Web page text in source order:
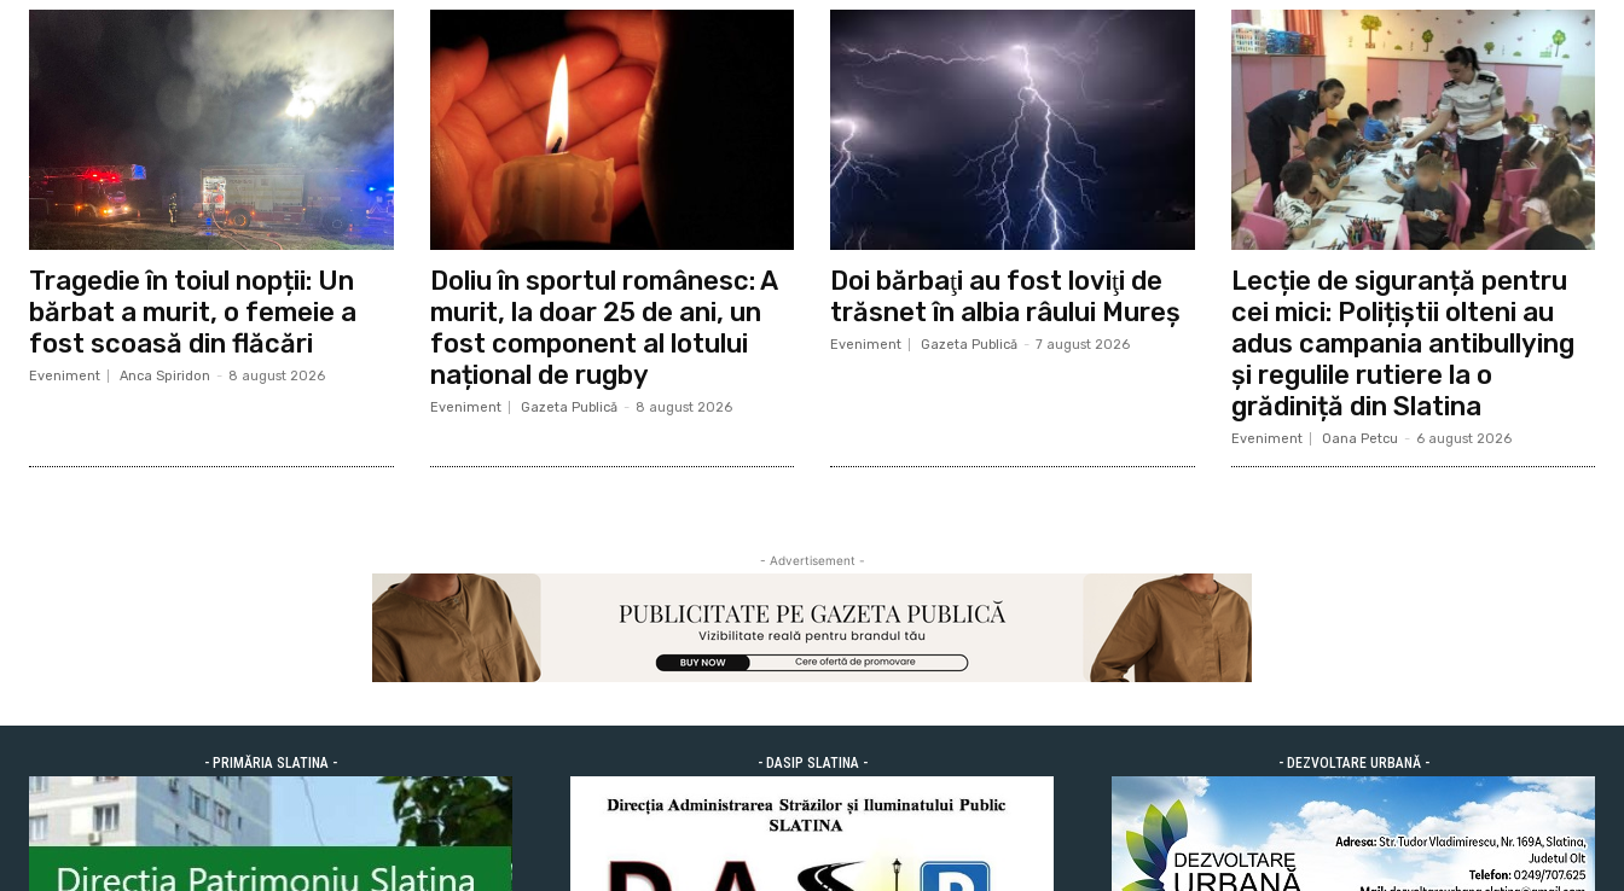
Tragedie în toiul nopții: Un
bărbat a murit, o femeie a
fost scoasă din flăcări
Eveniment Anca Spiridon - 8 august 2026
Doliu în sportul românesc: A
murit, la doar 25 de ani, un
fost component al lotului
național de rugby
Eveniment Gazeta Publică - 8 august 2026
Doi bărbaţi au fost loviţi de
trăsnet în albia râului Mureș
Eveniment Gazeta Publică - 7 august 2026
Lecție de siguranță pentru
cei mici: Polițiștii olteni au
adus campania antibullying
și regulile rutiere la o
grădiniță din Slatina
Eveniment Oana Petcu - 6 august 2026
- Advertisement -
- PRIMĂRIA SLATINA - - DASIP SLATINA - - DEZVOLTARE URBANĂ -